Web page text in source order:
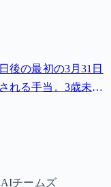
後の最初の3月31日
れる手当。3歳未満
円。
チームズ